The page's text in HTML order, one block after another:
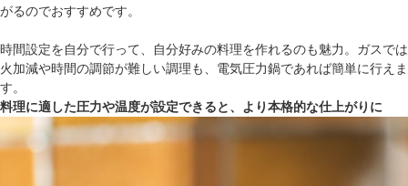
がるのでおすすめです。
時間設定を自分で行って、自分好みの料理を作れるのも魅力。ガスでは
火加減や時間の調節が難しい調理も、電気圧力鍋であれば簡単に行えま
す。
料理に適した圧力や温度が設定できると、より本格的な仕上がりに